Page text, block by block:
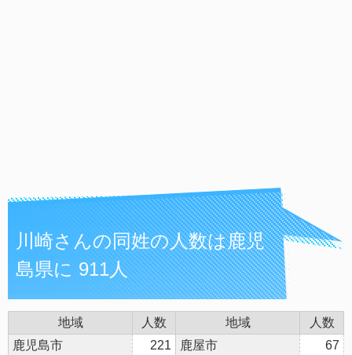
川崎さんの同姓の人数は鹿児
島県に 911人
地域 人数 地域
人数
鹿児島市
221 鹿屋市
67